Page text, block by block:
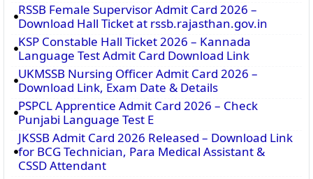
RSSB Female Supervisor Admit Card 2026 –
Download Hall Ticket at rssb.rajasthan.gov.in
KSP Constable Hall Ticket 2026 – Kannada
Language Test Admit Card Download Link
UKMSSB Nursing Officer Admit Card 2026 –
Download Link, Exam Date & Details
PSPCL Apprentice Admit Card 2026 – Check
Punjabi Language Test E
JKSSB Admit Card 2026 Released – Download Link
for BCG Technician, Para Medical Assistant &
CSSD Attendant